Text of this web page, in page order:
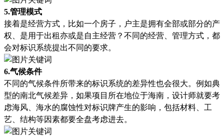
5.管理模式
接着是经营方式 ，比如一个房子 ，户主是拥有全部或部分的产
权、是用于出租亦或是自主经营？不同的经营、管理方式，都
会对标识系统提出不同的要求。
6.气候条件
不同的气候条件所带来的标识系统的差异性也会很大。例如典
型的南北气候差异， 如果项目所在地位于海南 ，设计师就要考
虑海风
海水的腐蚀性对标识牌产生的影响 ，包括材料
工
艺
结构等因素都要全盘考虑进去。